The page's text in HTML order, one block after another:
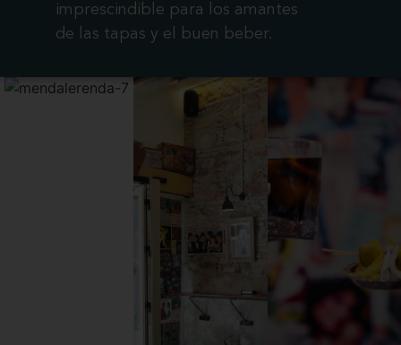
imprescindible para los amantes
de las tapas y el buen beber.